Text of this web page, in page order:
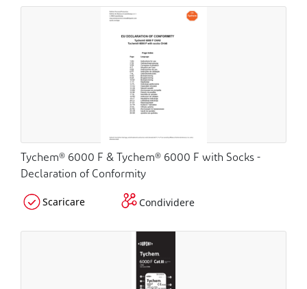
Tychem® 6000 F & Tychem® 6000 F with Socks -
Declaration of Conformity
Scaricare Condividere